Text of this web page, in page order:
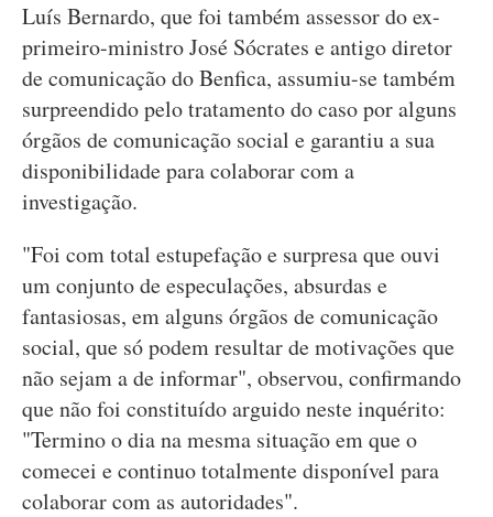
Luís Bernardo, que foi também assessor do ex-
primeiro-ministro José Sócrates e antigo diretor
de comunicação do Benfica, assumiu-se também
surpreendido pelo tratamento do caso por alguns
órgãos de comunicação social e garantiu a sua
disponibilidade para colaborar com a
investigação.
"Foi com total estupefação e surpresa que ouvi
um conjunto de especulações, absurdas e
fantasiosas, em alguns órgãos de comunicação
social, que só podem resultar de motivações que
não sejam a de informar", observou, confirmando
que não foi constituído arguido neste inquérito:
"Termino o dia na mesma situação em que o
comecei e continuo totalmente disponível para
colaborar com as autoridades".